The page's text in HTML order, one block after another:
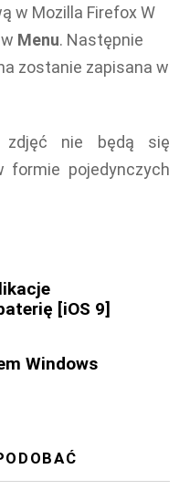
w Mozilla Firefox W
Menu. Następnie
zostanie zapisana w
zdjęć nie będą się
formie pojedynczych
[iOS 9]
Windows